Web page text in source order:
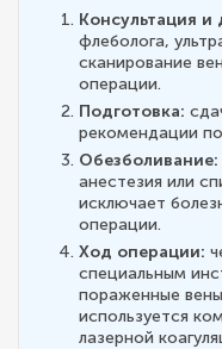
Консультация и
флеболога,
сканирование
операции.
Подготовка:
рекомендации
Обезболивание:
анестезия или
исключает
операции.
Ход операции:
специальным
пораженные
используется
лазерной